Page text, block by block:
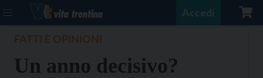
Accedi
Un anno decisivo?